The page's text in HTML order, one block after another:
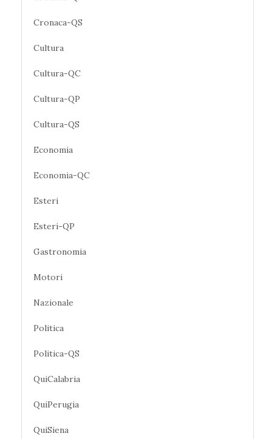
Cronaca-QS
Cultura
Cultura-QC
Cultura-QP
Cultura-QS
Economia
Economia-QC
Esteri
Esteri-QP
Gastronomia
Motori
Nazionale
Politica
Politica-QS
QuiCalabria
QuiPerugia
QuiSiena